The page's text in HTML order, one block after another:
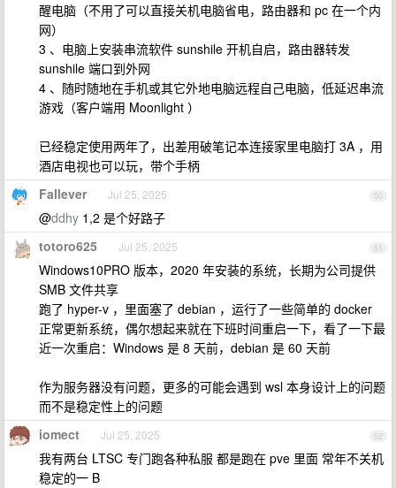
醒电脑（不用了可以直接关机电脑省电，路由器和 pc 在一个内
网）
3 、电脑上安装串流软件 sunshile 开机自启，路由器转发
sunshile 端口到外网
4 、随时随地在手机或其它外地电脑远程自己电脑，低延迟串流
游戏（客户端用 Moonlight ）
已经稳定使用两年了，出差用破笔记本连接家里电脑打 3A ，用
酒店电视也可以玩，带个手柄
50
Fallever Jul 25, 2025
@ddhy 1,2 是个好路子
51
totoro625 Jul 25, 2025
Windows10PRO 版本，2020 年安装的系统，长期为公司提供
SMB 文件共享
跑了 hyper-v ，里面塞了 debian ，运行了一些简单的 docker
正常更新系统，偶尔想起来就在下班时间重启一下，看了一下最
近一次重启：Windows 是 8 天前，debian 是 60 天前
作为服务器没有问题，更多的可能会遇到 wsl 本身设计上的问题
而不是稳定性上的问题
52
iomect Jul 25, 2025
我有两台 LTSC 专门跑各种私服 都是跑在 pve 里面 常年不关机
稳定的一 B